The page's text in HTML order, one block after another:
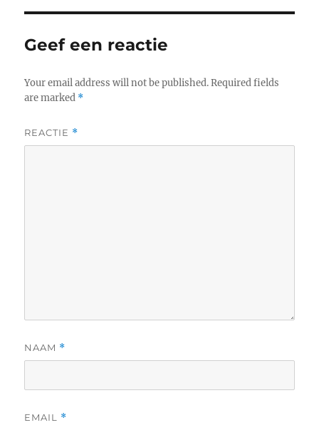
Geef een reactie
Your email address will not be published. Required fields
are marked *
REACTIE *
NAAM *
EMAIL *